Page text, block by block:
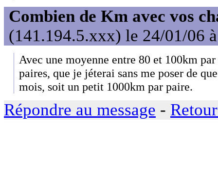
Combien de Km avec vos
(141.194.5.xxx) le 24/01/06
Avec une moyenne entre 80 et 100km
paires, que je jéterai sans me poser de
mois, soit un petit 1000km par paire.
Répondre au message -